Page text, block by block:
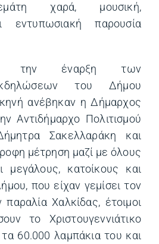
χαρά, μουσική,
εντυπωσιακή παρουσία
την έναρξη των
του Δήμου
ανέβηκαν η Δήμαρχος
Αντιδήμαρχο Πολιτισμού
Σακελλαράκη και
μέτρηση μαζί με όλους
μεγάλους, κατοίκους και
που είχαν γεμίσει τον
Χαλκίδας, έτοιμοι
το Χριστουγεννιάτικο
60.000 λαμπάκια του και